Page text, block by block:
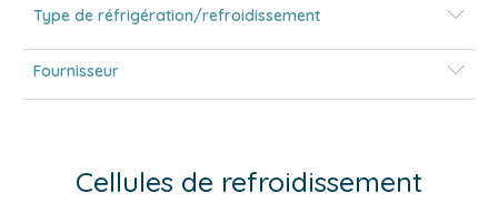
Type de réfrigération/refroidissement
Fournisseur
Cellules de refroidissement